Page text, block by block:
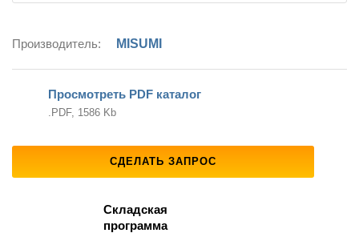
Производитель: MISUMI
Просмотреть PDF каталог
.PDF, 1586 Kb
СДЕЛАТЬ ЗАПРОС
Складская
программа